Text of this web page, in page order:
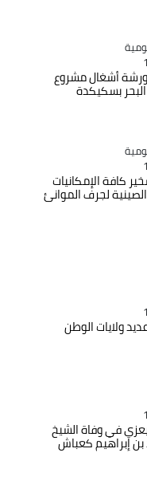
أشغال مشروع
بسكيكدة
كافة الإمكانيات
لجرف الموانئ
ولايات الوطن
في وفاة الشيخ
إبراهيم كعباش